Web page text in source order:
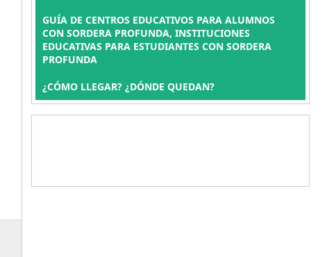
GUÍA DE CENTROS EDUCATIVOS PARA ALUMNOS
CON SORDERA PROFUNDA, INSTITUCIONES
EDUCATIVAS PARA ESTUDIANTES CON SORDERA
PROFUNDA
¿CÓMO LLEGAR? ¿DÓNDE QUEDAN?